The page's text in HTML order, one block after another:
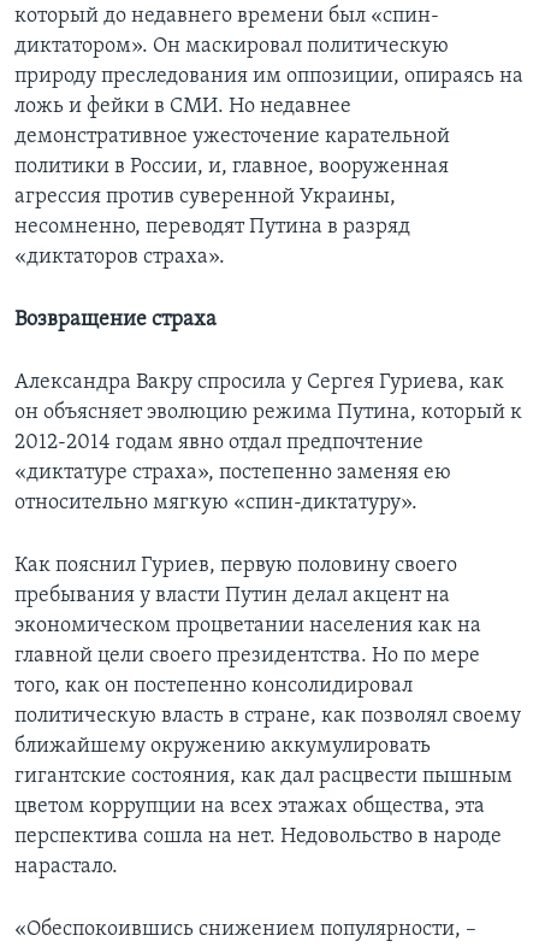
который до недавнего времени был «спин-
диктатором». Он маскировал политическую
природу преследования им оппозиции, опираясь на
ложь и фейки в СМИ. Но недавнее
демонстративное ужесточение карательной
политики в России, и, главное, вооруженная
агрессия против суверенной Украины,
несомненно, переводят Путина в разряд
«диктаторов страха».
Возвращение страха
Александра Вакру спросила у Сергея Гуриева, как
он объясняет эволюцию режима Путина, который к
2012-2014 годам явно отдал предпочтение
«диктатуре страха», постепенно заменяя ею
относительно мягкую «спин-диктатуру».
Как пояснил Гуриев, первую половину своего
пребывания у власти Путин делал акцент на
экономическом процветании населения как на
главной цели своего президентства. Но по мере
того, как он постепенно консолидировал
политическую власть в стране, как позволял своему
ближайшему окружению аккумулировать
гигантские состояния, как дал расцвести пышным
цветом коррупции на всех этажах общества, эта
перспектива сошла на нет. Недовольство в народе
нарастало.
«Обеспокоившись снижением популярности, –